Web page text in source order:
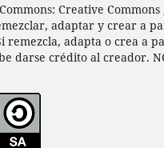
Creative Commons
adaptar y crear a
remezcla, adapta o crea a
darse crédito al creador.